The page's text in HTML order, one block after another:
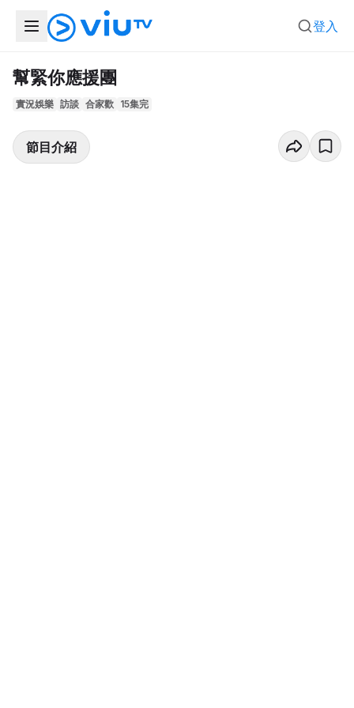
登入
幫緊你應援團
實況娛樂 訪談 合家歡 15集完
節目介紹